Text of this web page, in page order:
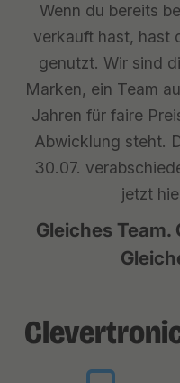
Wenn du bereits
verkauft hast, hast
genutzt. Wir sind
Marken, ein Team
Jahren für faire
Abwicklung steht.
30.07.
jetzt
Gleiches